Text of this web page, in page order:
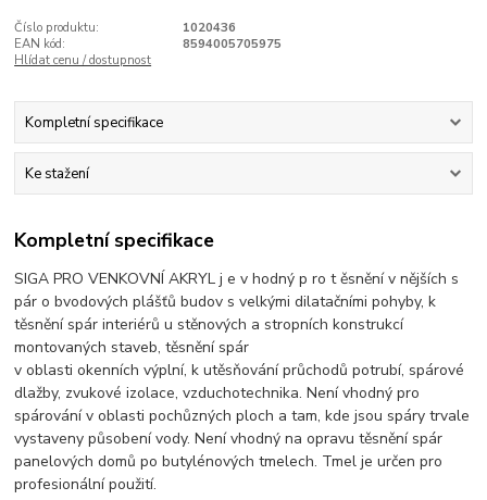
Číslo produktu:
1020436
EAN kód:
8594005705975
Hlídat cenu / dostupnost
Kompletní specifikace
Ke stažení
Kompletní specifikace
SIGA PRO VENKOVNÍ AKRYL j e v hodný p ro t ěsnění v nějších s
pár o bvodových plášťů budov s velkými dilatačními pohyby, k
těsnění spár interiérů u stěnových a stropních konstrukcí
montovaných staveb, těsnění spár
v oblasti okenních výplní, k utěsňování průchodů potrubí, spárové
dlažby, zvukové izolace, vzduchotechnika. Není vhodný pro
spárování v oblasti pochůzných ploch a tam, kde jsou spáry trvale
vystaveny působení vody. Není vhodný na opravu těsnění spár
panelových domů po butylénových tmelech. Tmel je určen pro
profesionální použití.